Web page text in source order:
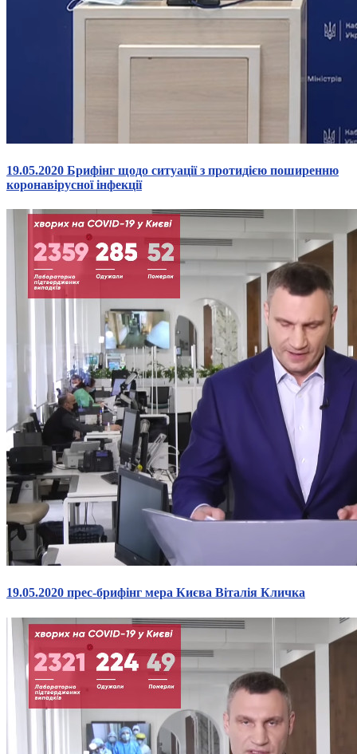
19.05.2020 Брифінг щодо ситуації з протидією поширенню
коронавірусної інфекції
19.05.2020 прес-брифінг мера Києва Віталія Кличка